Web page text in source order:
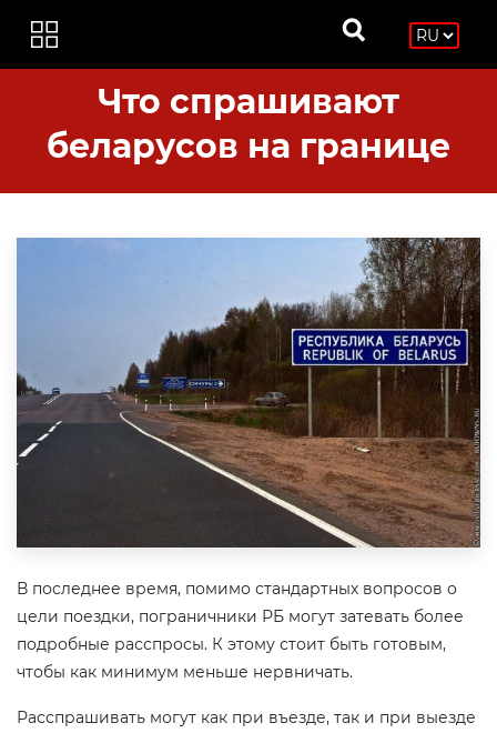
Что спрашивают
беларусов на границе
В последнее время, помимо стандартных вопросов о
цели поездки, пограничники РБ могут затевать более
подробные расспросы. К этому стоит быть готовым,
чтобы как минимум меньше нервничать.
Расспрашивать могут как при въезде, так и при выезде